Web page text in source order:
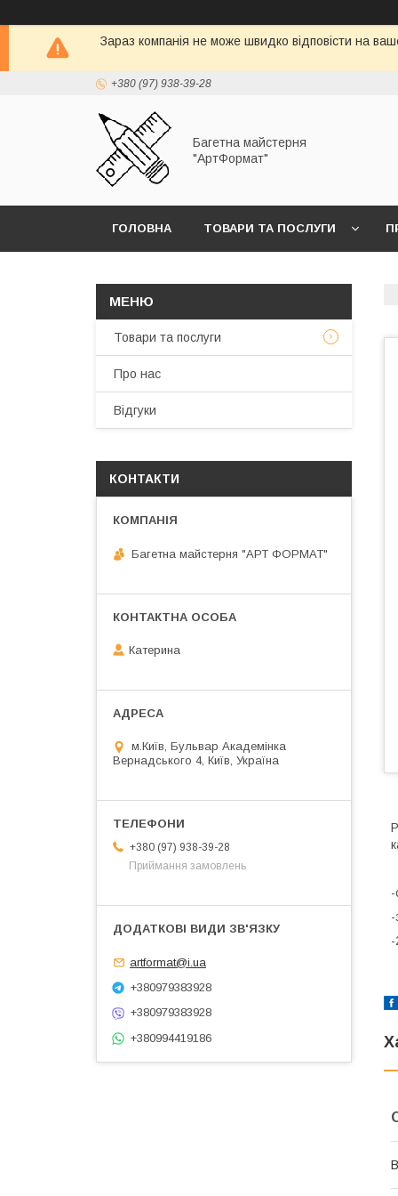
Зараз компанія не може швидко відповісти на
+380 (97) 938-39-28
Багетна майстерня
"АртФормат"
ГОЛОВНА ТОВАРИ ТА ПОСЛУГИ
-
-
Товари та послуги
Про нас
Відгуки
КОНТАКТИ
Багетна майстерня "АРТ ФОРМАТ"
Катерина
м.Київ, Бульвар Академінка
Вернадського 4, Київ, Україна
+380 (97) 938-39-28
Приймання замовлень
artformat@i.ua
+380979383928
+380979383928
+380994419186